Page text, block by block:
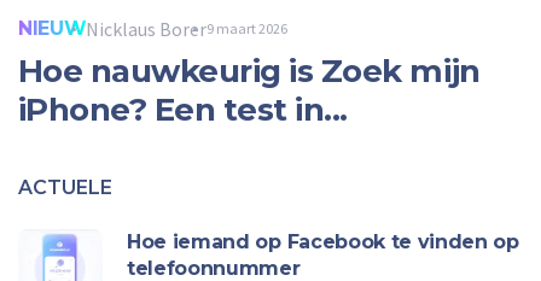
NIEUWNicklaus Borer9 maart 2026
Hoe nauwkeurig is Zoek mijn
iPhone? Een test in...
ACTUELE
Hoe iemand op Facebook te vinden op
telefoonnummer